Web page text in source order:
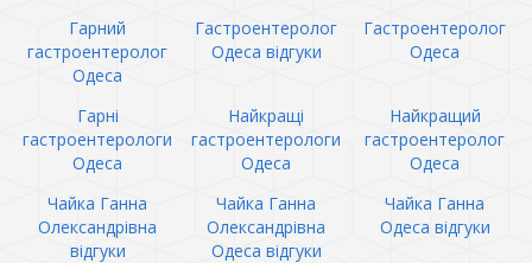
Гарний
гастроентеролог
Одеса
Гастроентеролог
Одеса відгуки
Гастроентеролог
Одеса
Гарні
гастроентерологи
Одеса
Найкращі
гастроентерологи
Одеса
Найкращий
гастроентеролог
Одеса
Чайка Ганна
Олександрівна
відгуки
Чайка Ганна
Олександрівна
Одеса відгуки
Чайка Ганна
Одеса відгуки